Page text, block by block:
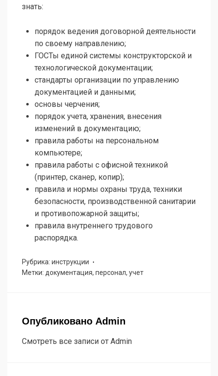
знать:
порядок ведения договорной деятельности
по своему направлению;
ГОСТы единой системы конструкторской и
технологической документации;
стандарты организации по управлению
документацией и данными;
основы черчения;
порядок учета, хранения, внесения
изменений в документацию;
правила работы на персональном
компьютере;
правила работы с офисной техникой
(принтер, сканер, копир);
правила и нормы охраны труда, техники
безопасности, производственной санитарии
и противопожарной защиты;
правила внутреннего трудового
распорядка.
Рубрика: инструкции
Метки: документация, персонал, учет
Опубликовано Admin
Смотреть все записи от Admin